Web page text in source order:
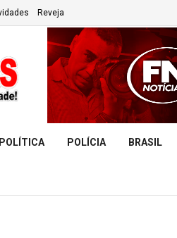
Reveja
POLÍTICA POLÍCIA BRASIL